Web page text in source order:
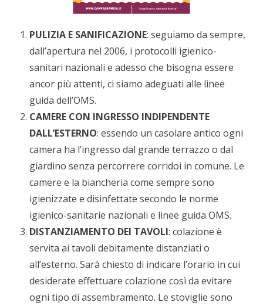
PULIZIA E SANIFICAZIONE: seguiamo da sempre,
dall’apertura nel 2006, i protocolli igienico-
sanitari nazionali e adesso che bisogna essere
ancor più attenti, ci siamo adeguati alle linee
guida dell’OMS.
CAMERE CON INGRESSO INDIPENDENTE
DALL’ESTERNO: essendo un casolare antico ogni
camera ha l’ingresso dal grande terrazzo o dal
giardino senza percorrere corridoi in comune. Le
camere e la biancheria come sempre sono
igienizzate e disinfettate secondo le norme
igienico-sanitarie nazionali e linee guida OMS.
DISTANZIAMENTO DEI TAVOLI: colazione è
servita ai tavoli debitamente distanziati o
all’esterno. Sarà chiesto di indicare l’orario in cui
desiderate effettuare colazione così da evitare
ogni tipo di assembramento. Le stoviglie sono